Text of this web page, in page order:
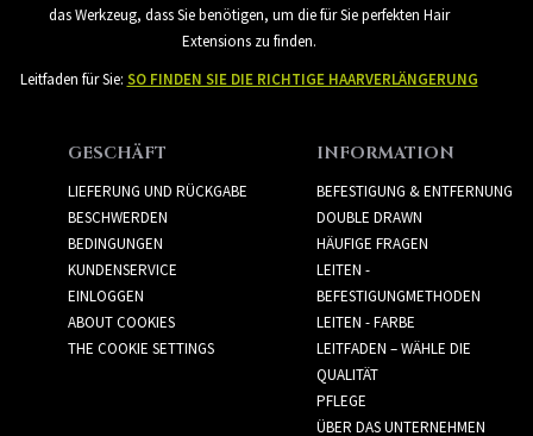
das Werkzeug, dass Sie benötigen, um die für Sie perfekten Hair
Extensions zu finden.
Leitfaden für Sie: SO FINDEN SIE DIE RICHTIGE HAARVERLÄNGERUNG
GESCHÄFT
LIEFERUNG UND RÜCKGABE
BESCHWERDEN
BEDINGUNGEN
KUNDENSERVICE
EINLOGGEN
ABOUT COOKIES
THE COOKIE SETTINGS
INFORMATION
BEFESTIGUNG & ENTFERNUNG
DOUBLE DRAWN
HÄUFIGE FRAGEN
LEITEN -
BEFESTIGUNGMETHODEN
LEITEN - FARBE
LEITFADEN – WÄHLE DIE
QUALITÄT
PFLEGE
ÜBER DAS UNTERNEHMEN